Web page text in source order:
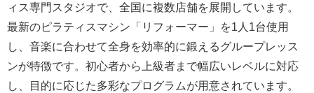
ィス専門スタジオで、全国に複数店舗を展開しています。
最新のピラティスマシン「リフォーマー」を1人1台使用
し、音楽に合わせて全身を効率的に鍛えるグループレッス
ンが特徴です。初心者から上級者まで幅広いレベルに対応
し、目的に応じた多彩なプログラムが用意されています。